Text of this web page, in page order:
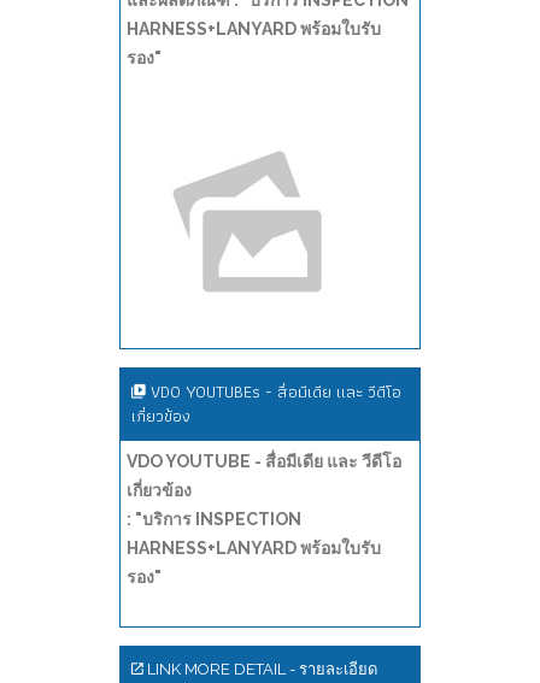
HARNESS+LANYARD พร้อมใบรับ
รอง"
VDO YOUTUBEs - สื่อมีเดีย และ วีดีโอ
เกี่ยวข้อง
VDO YOUTUBE - สื่อมีเดีย และ วีดีโอ
เกี่ยวข้อง
: "บริการ INSPECTION
HARNESS+LANYARD พร้อมใบรับ
รอง"
LINK MORE DETAIL - รายละเอียด